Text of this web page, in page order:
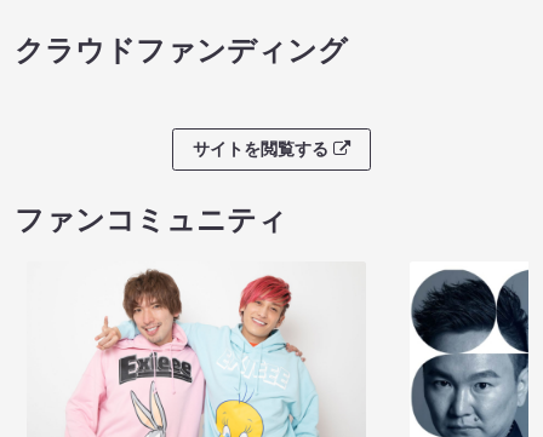
クラウドファンディング
サイトを閲覧する
ファンコミュニティ